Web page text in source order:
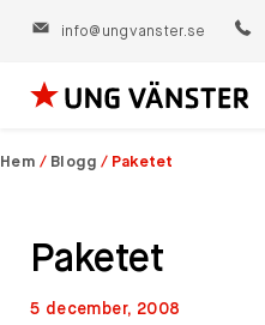
info@ungvanster.se
Hoppa
till
Hem / Blogg / Paketet
Paketet
5 december, 2008